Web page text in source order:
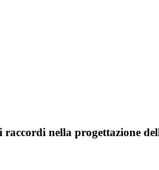
nella progettazione